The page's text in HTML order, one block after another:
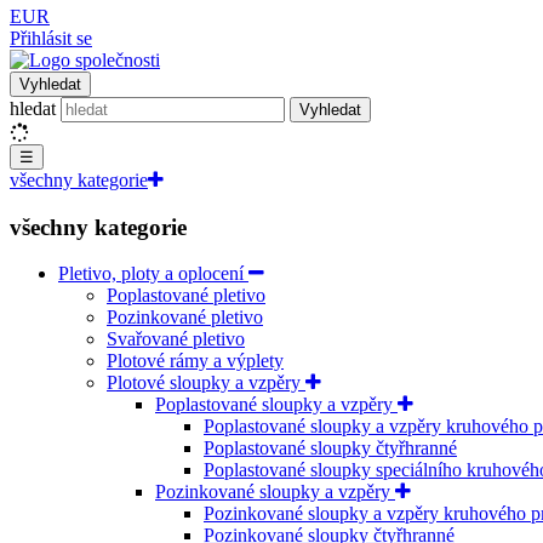
EUR
Přihlásit se
Vyhledat
hledat Vyhledat
☰
všechny kategorie
všechny kategorie
Pletivo, ploty a oplocení
Poplastované pletivo
Pozinkované pletivo
Svařované pletivo
Plotové rámy a výplety
Plotové sloupky a vzpěry
Poplastované sloupky a vzpěry
Poplastované sloupky a vzpěry kruhového
Poplastované sloupky čtyřhranné
Poplastované sloupky speciálního
Pozinkované sloupky a vzpěry
Pozinkované sloupky a vzpěry kruhového
Pozinkované sloupky čtyřhranné